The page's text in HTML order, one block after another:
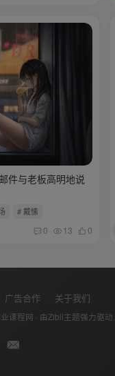
件与老板高明地说
# 戴愫
0 13 0
广告合作 关于我们
课程网 · 由Zibll主题强力驱动.